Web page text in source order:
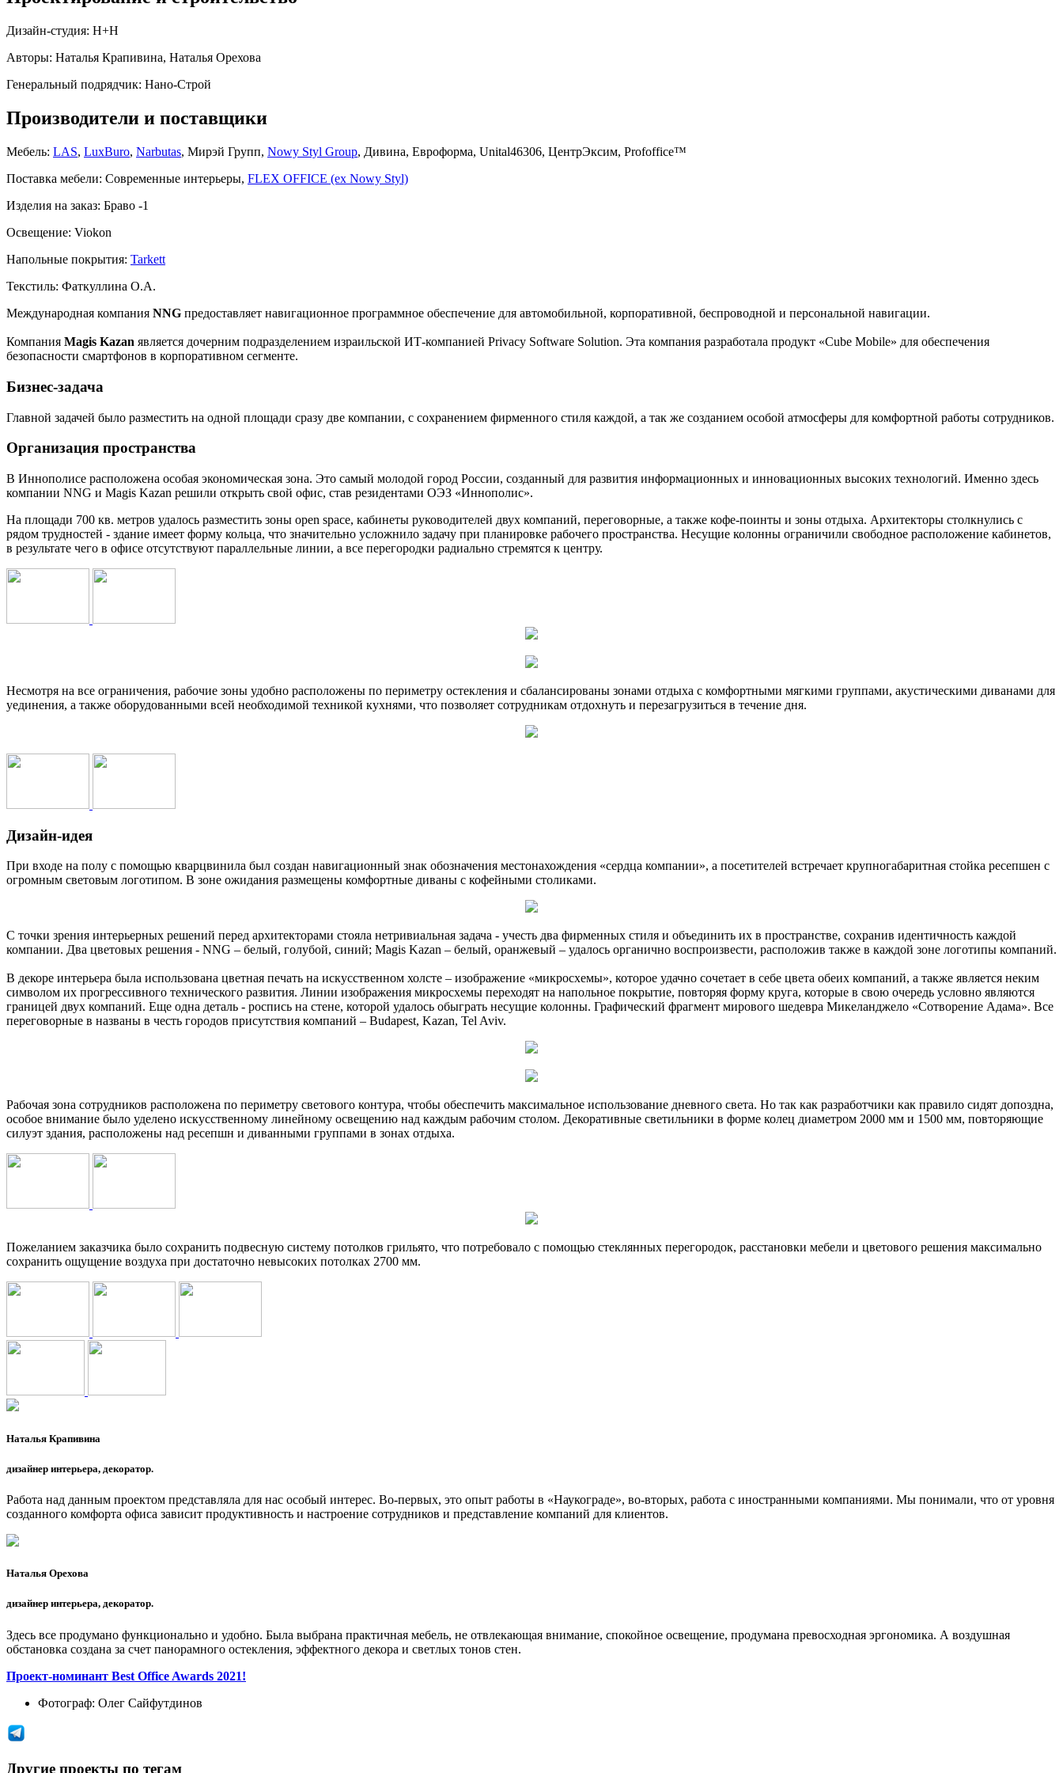
Дизайн-студия: Н+Н
Авторы: Наталья Крапивина, Наталья Орехова
Генеральный подрядчик: Нано-Строй
Производители и поставщики
Мебель: LAS, LuxBuro, Narbutas, Мирэй Групп, Nowy Styl Group, Дивина, Евроформа, Unital46306, ЦентрЭксим, Profoffice™
Поставка мебели: Современные интерьеры, FLEX OFFICE (ex Nowy Styl)
Изделия на заказ: Браво -1
Освещение: Viokon
Напольные покрытия: Tarkett
Текстиль: Фаткуллина О.А.
Международная компания NNG предоставляет навигационное программное обеспечение для автомобильной, корпоративной, беспроводной и персональной навигации.
Компания Magis Kazan является дочерним подразделением израильской ИТ-компанией Privacy Software Solution. Эта компания разработала продукт «Cube Mobile» для обеспечения
безопасности смартфонов в корпоративном сегменте.
Бизнес-задача
Главной задачей было разместить на одной площади сразу две компании, с сохранением фирменного стиля каждой, а так же созданием особой атмосферы для комфортной работы сотрудников.
Организация пространства
В Иннополисе расположена особая экономическая зона. Это самый молодой город России, созданный для развития информационных и инновационных высоких технологий. Именно здесь
компании NNG и Magis Kazan решили открыть свой офис, став резидентами ОЭЗ «Иннополис».
На площади 700 кв. метров удалось разместить зоны open space, кабинеты руководителей двух компаний, переговорные, а также кофе-поинты и зоны отдыха. Архитекторы столкнулись с
рядом трудностей - здание имеет форму кольца, что значительно усложнило задачу при планировке рабочего пространства. Несущие колонны ограничили свободное расположение кабинетов,
в результате чего в офисе отсутствуют параллельные линии, а все перегородки радиально стремятся к центру.
Несмотря на все ограничения, рабочие зоны удобно расположены по периметру остекления и сбалансированы зонами отдыха с комфортными мягкими группами, акустическими диванами для
уединения, а также оборудованными всей необходимой техникой кухнями, что позволяет сотрудникам отдохнуть и перезагрузиться в течение дня.
Дизайн-идея
При входе на полу с помощью кварцвинила был создан навигационный знак обозначения местонахождения «сердца компании», а посетителей встречает крупногабаритная стойка ресепшен с
огромным световым логотипом. В зоне ожидания размещены комфортные диваны с кофейными столиками.
С точки зрения интерьерных решений перед архитекторами стояла нетривиальная задача - учесть два фирменных стиля и объединить их в пространстве, сохранив идентичность каждой
компании. Два цветовых решения - NNG – белый, голубой, синий; Magis Kazan – белый, оранжевый – удалось органично воспроизвести, расположив также в каждой зоне логотипы компаний.
В декоре интерьера была использована цветная печать на искусственном холсте – изображение «микросхемы», которое удачно сочетает в себе цвета обеих компаний, а также является неким
символом их прогрессивного технического развития. Линии изображения микросхемы переходят на напольное покрытие, повторяя форму круга, которые в свою очередь условно являются
границей двух компаний. Еще одна деталь - роспись на стене, которой удалось обыграть несущие колонны. Графический фрагмент мирового шедевра Микеланджело «Сотворение Адама». Все
переговорные в названы в честь городов присутствия компаний – Budapest, Kazan, Tel Aviv.
Рабочая зона сотрудников расположена по периметру светового контура, чтобы обеспечить максимальное использование дневного света. Но так как разработчики как правило сидят допоздна,
особое внимание было уделено искусственному линейному освещению над каждым рабочим столом. Декоративные светильники в форме колец диаметром 2000 мм и 1500 мм, повторяющие
силуэт здания, расположены над ресепшн и диванными группами в зонах отдыха.
Пожеланием заказчика было сохранить подвесную систему потолков грильято, что потребовало с помощью стеклянных перегородок, расстановки мебели и цветового решения максимально
сохранить ощущение воздуха при достаточно невысоких потолках 2700 мм.
Наталья Крапивина
дизайнер интерьера, декоратор.
Работа над данным проектом представляла для нас особый интерес. Во-первых, это опыт работы в «Наукограде», во-вторых, работа с иностранными компаниями. Мы понимали, что от уровня
созданного комфорта офиса зависит продуктивность и настроение сотрудников и представление компаний для клиентов.
Наталья Орехова
дизайнер интерьера, декоратор.
Здесь все продумано функционально и удобно. Была выбрана практичная мебель, не отвлекающая внимание, спокойное освещение, продумана превосходная эргономика. А воздушная
обстановка создана за счет панорамного остекления, эффектного декора и светлых тонов стен.
Проект-номинант Best Office Awards 2021!
Фотограф: Олег Сайфутдинов
Другие проекты по тегам